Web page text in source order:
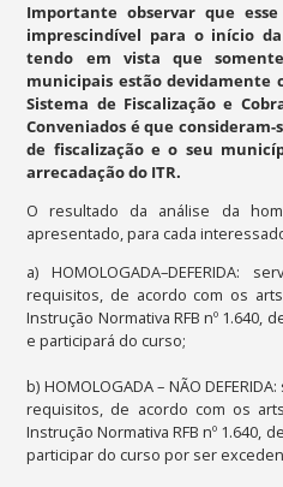
Importante observar que
imprescindível para o início
tendo em vista que
municipais estão devidamente
Sistema de Fiscalização e
Conveniados é que
de fiscalização e o seu
arrecadação do ITR.
O resultado da análise da
apresentado, para cada
a) HOMOLOGADA–DEFERIDA:
requisitos, de acordo com os
Instrução Normativa RFB nº 1.640,
e participará do curso;
b) HOMOLOGADA – NÃO
requisitos, de acordo com os
Instrução Normativa RFB nº 1.640,
participar do curso por ser